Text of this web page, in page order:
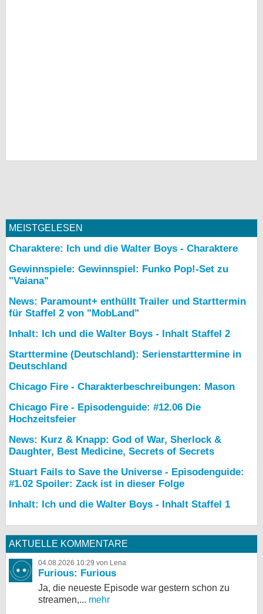
MEISTGELESEN
Charaktere: Ich und die Walter Boys - Charaktere
Gewinnspiele: Gewinnspiel: Funko Pop!-Set zu
"Vaiana"
News: Paramount+ enthüllt Trailer und Starttermin
für Staffel 2 von "MobLand"
Inhalt: Ich und die Walter Boys - Inhalt Staffel 2
Starttermine (Deutschland): Serienstarttermine in
Deutschland
Chicago Fire - Charakterbeschreibungen: Mason
Chicago Fire - Episodenguide: #12.06 Die
Hochzeitsfeier
News: Kurz & Knapp: God of War, Sherlock &
Daughter, Best Medicine, Secrets of Secrets
Stuart Fails to Save the Universe - Episodenguide:
#1.02 Spoiler: Zack ist in dieser Folge
Inhalt: Ich und die Walter Boys - Inhalt Staffel 1
AKTUELLE KOMMENTARE
04.08.2026 10:29 von Lena
Furious: Furious
Ja, die neueste Episode war gestern schon zu
streamen,... mehr